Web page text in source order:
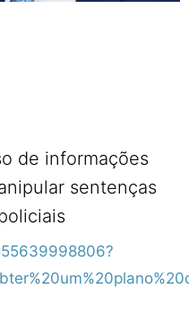
de informações
sentenças